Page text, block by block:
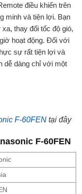
điều khiển trên
minh và tiện lợi. Bạn
thay đổi tốc độ gió,
hoạt động. Đối với
sự rất tiện lợi và
dễ dàng chỉ với một
F-60FEN tại đây
F-60FEN